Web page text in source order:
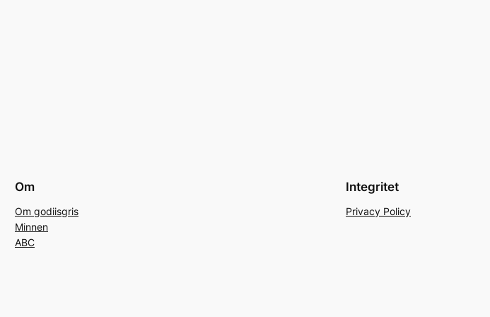
Om
Om godiisgris
Minnen
ABC
Integritet
Privacy Policy